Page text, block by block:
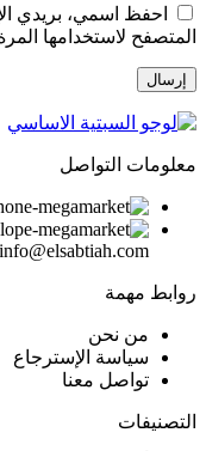
احفظ اسمي، بريدي
المتصفح لاستخدامها
معلومات التواصل
info@elsabtiah.com
روابط مهمة
من نحن
سياسة الإسترجاع
تواصل معنا
التصنيفات